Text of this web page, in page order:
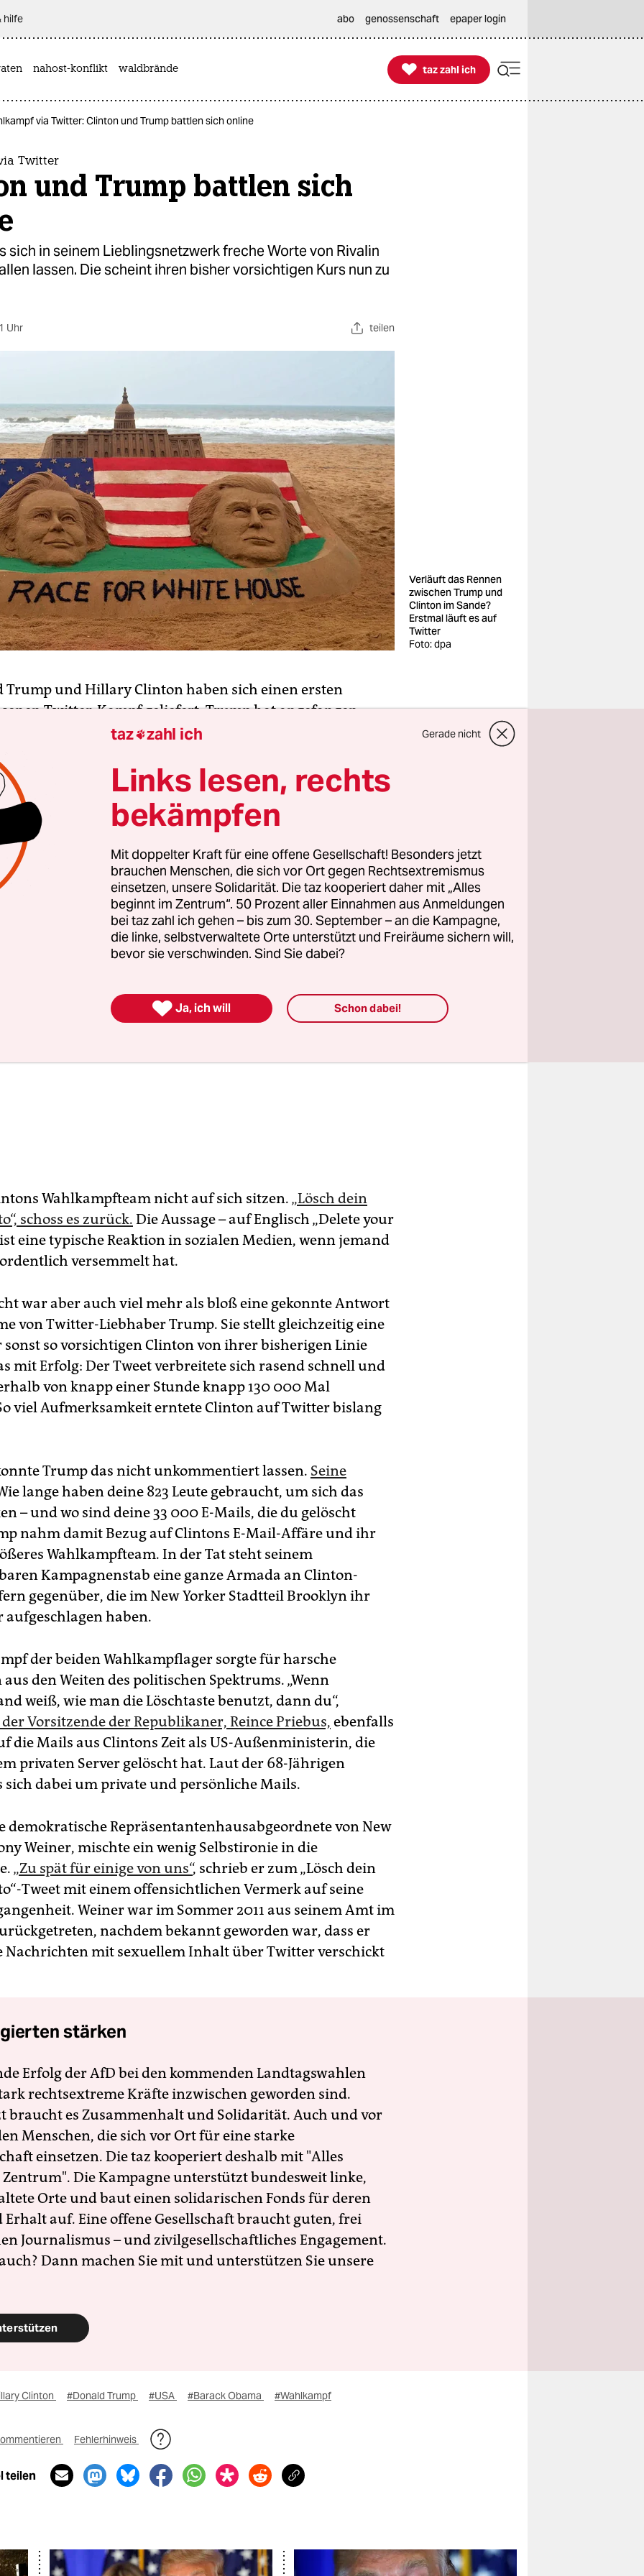
hilfe abo genossenschaft epaper login
nahost-konflikt waldbrände 
taz zahl ich
taz zahl ich
via Twitter: Clinton und Trump battlen sich online
Twitter
und Trump battlen sich
sich in seinem Lieblingsnetzwerk freche Worte von Rivalin
lassen. Die scheint ihren bisher vorsichtigen Kurs nun zu
Uhr teilen
Verläuft das Rennen
zwischen Trump und
Clinton im Sande?
Erstmal läuft es auf
Twitter
Foto: dpa
Trump und Hillary Clinton haben sich einen ersten
Twitter-Kampf geliefert. Trump hat angefangen,
Clintons Team den Rivalen – und am Ende schaltete sich
Republikaner-Chef ein.
US-Präsident Barack Obama sprach am Donnerstag
für die voraussichtliche demokratische
Clinton aus – Grund genug für Trump,
darüber lustig zu machen.„Obama hat gerade der
Hillary seine Unterstützung gegeben. Er will vier
Obama – aber das will sonst niemand“, twitterte er.
Wahlkampfteam nicht auf sich sitzen. „Lösch dein
schoss es zurück. Die Aussage – auf Englisch „Delete your
eine typische Reaktion in sozialen Medien, wenn jemand
versemmelt hat.
war aber auch viel mehr als bloß eine gekonnte Antwort
von Twitter-Liebhaber Trump. Sie stellt gleichzeitig eine
sonst so vorsichtigen Clinton von ihrer bisherigen Linie
mit Erfolg: Der Tweet verbreitete sich rasend schnell und
von knapp einer Stunde knapp 130 000 Mal
viel Aufmerksamkeit erntete Clinton auf Twitter bislang
Trump das nicht unkommentiert lassen. Seine
lange haben deine 823 Leute gebraucht, um sich das
– und wo sind deine 33 000 E-Mails, die du gelöscht
nahm damit Bezug auf Clintons E-Mail-Affäre und ihr
Wahlkampfteam. In der Tat steht seinem
Kampagnenstab eine ganze Armada an Clinton-
gegenüber, die im New Yorker Stadtteil Brooklyn ihr
haben.
der beiden Wahlkampflager sorgte für harsche
den Weiten des politischen Spektrums. „Wenn
weiß, wie man die Löschtaste benutzt, dann du“,
Vorsitzende der Republikaner, Reince Priebus, ebenfalls
die Mails aus Clintons Zeit als US-Außenministerin, die
privaten Server gelöscht hat. Laut der 68-Jährigen
sich dabei um private und persönliche Mails.
demokratische Repräsentantenhausabgeordnete von New
Weiner, mischte ein wenig Selbstironie in die
„Zu spät für einige von uns“, schrieb er zum „Lösch dein
Tweet mit einem offensichtlichen Vermerk auf seine
Weiner war im Sommer 2011 aus seinem Amt im
nachdem bekannt geworden war, dass er
Nachrichten mit sexuellem Inhalt über Twitter verschickt
stärken
Erfolg der AfD bei den kommenden Landtagswahlen
rechtsextreme Kräfte inzwischen geworden sind.
braucht es Zusammenhalt und Solidarität. Auch und vor
Menschen, die sich vor Ort für eine starke
einsetzen. Die taz kooperiert deshalb mit "Alles
Die Kampagne unterstützt bundesweit linke,
Orte und baut einen solidarischen Fonds für deren
Erhalt auf. Eine offene Gesellschaft braucht guten, frei
Journalismus – und zivilgesellschaftliches Engagement.
Dann machen Sie mit und unterstützen Sie unsere
Clinton #Donald Trump #USA #Barack Obama #Wahlkampf
Fehlerhinweis
teilen
taz zahl ich Gerade nicht
Links lesen, rechts
bekämpfen
Mit doppelter Kraft für eine offene Gesellschaft! Besonders jetzt
brauchen Menschen, die sich vor Ort gegen Rechtsextremismus
einsetzen, unsere Solidarität. Die taz kooperiert daher mit „Alles
beginnt im Zentrum“. 50 Prozent aller Einnahmen aus Anmeldungen
bei taz zahl ich gehen – bis zum 30. September – an die Kampagne,
die linke, selbstverwaltete Orte unterstützt und Freiräume sichern will,
bevor sie verschwinden. Sind Sie dabei?
 Ja, ich will Schon dabei!